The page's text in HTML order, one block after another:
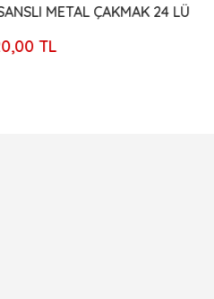
METAL ÇAKMAK 24 LÜ
TL